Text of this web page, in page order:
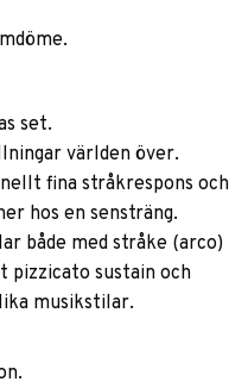
set.
världen över.
fina stråkrespons och
hos en sensträng.
både med stråke (arco)
pizzicato sustain och
musikstilar.